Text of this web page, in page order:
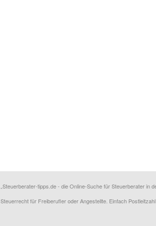
„Steuerberater-tipps.de - die Online-Suche für Steuerberater
Steuerrecht für Freiberufler oder Angestellte. Einfach